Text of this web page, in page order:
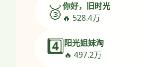
🥉你好，旧时光
🔥 528.4万
4️⃣阳光姐妹淘
🔥 497.2万